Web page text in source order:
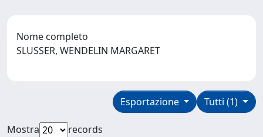
Nome completo
SLUSSER, WENDELIN MARGARET
Tutti (1)
Esportazione
Mostra
records